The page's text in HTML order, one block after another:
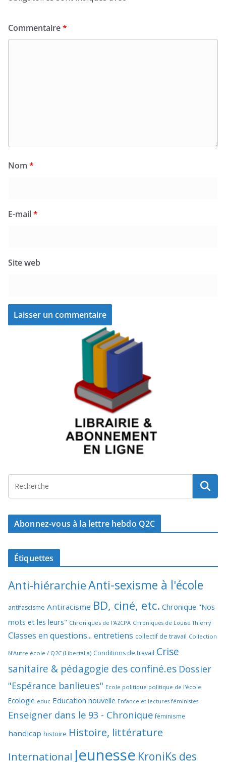
Commentaire*
Nom *
E-mail*
Site web
Abonnez-vous à la lettre hebdo Q2C
Étiquettes
Anti-hiérarchieAnti-sexisme à l'école
antifascisme Antiracisme BD, ciné, etc. Chronique "Nos
mots et les leurs" Chroniques de l'A2CPA Chroniques de Louise Thierry
Classes en questions... entretiens collectif de travail Collection
N'Autre école / Q2C (Libertalia) Conditions de travail Crise
sanitaire & pédagogie des confiné.es Dossier
"Espérance banlieues" Ecole politique politique de l'école
Ecologie educ Education nouvelle Enfance et lectures féministes
Enseigner dans le 93 - Chronique féminisme
handicap histoire Histoire, littérature
International Jeunesse KroniKs des